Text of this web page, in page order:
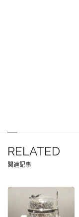
RELATED
関連記事